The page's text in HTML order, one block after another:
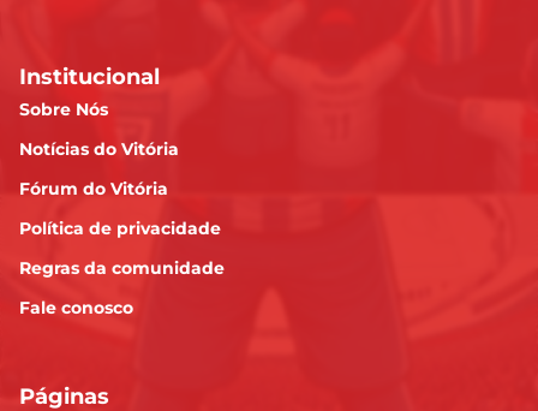
Institucional
Sobre Nós
Notícias do Vitória
Fórum do Vitória
Política de privacidade
Regras da comunidade
Fale conosco
Páginas